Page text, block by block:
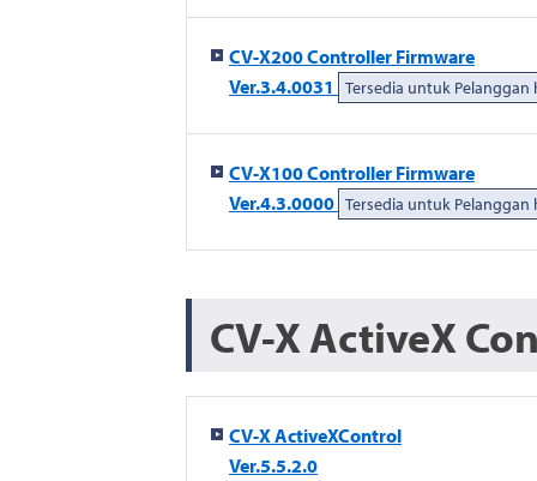
CV-X200 Controller Firmware
Ver.3.4.0031
Tersedia untuk Pelanggan
CV-X100 Controller Firmware
Ver.4.3.0000 Tersedia untuk Pelanggan
CV-X ActiveX
CV-X ActiveXControl
Ver.5.5.2.0